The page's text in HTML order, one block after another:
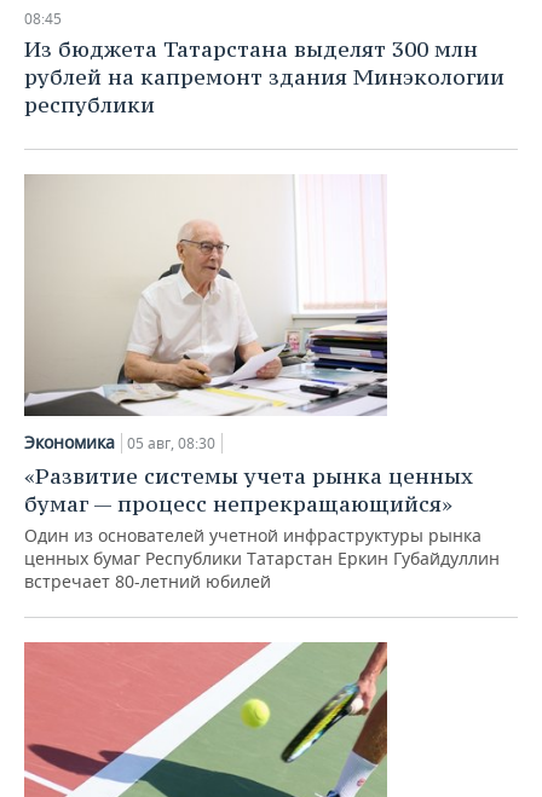
НЕФТЕХИМИЯ
НЕФТЬ
ОПК
ЭНЕРГЕТИКА
РОЗНИЧНАЯ ТОРГОВЛЯ
ТРАНСПОРТ
УСЛУГИ
НОВОСТИ ТЕХНОЛОГИЙ
IT
МЕДИА
МЕРОПРИЯТИЯ
НОВОСТИ МЕРОПРИЯТИЙ
ВЫЕЗДНАЯ РЕДАКЦИЯ
ONLINE-КОНФЕРЕНЦИИ
ОТКРЫТАЯ ЛЕКЦИЯ
СПОРТ
НОВОСТИ СПОРТА
ВОЛЕЙБОЛ
КИБЕРСПОРТ
ФИГУРНОЕ КАТАНИЕ
ВОДНЫЕ ВИДЫ СПОРТА
ОБЩЕСТВО
ИНФРАСТРУКТУРА
ИСТОРИЯ
КУЛЬТУРА
МЕДИЦИНА
ОБРАЗОВАНИЕ
СПРАВОЧНИК
СПИСОК ПЕРСОН
СПИСОК КОМПАНИЙ
ПОЛНАЯ ВЕРСИЯ
08:45
Из бюджета Татарстана выделят 300 млн
рублей на капремонт здания Минэкологии
республики
Экономика 05 авг, 08:30
«Развитие системы учета рынка ценных
бумаг — процесс непрекращающийся»
Один из основателей учетной инфраструктуры рынка
ценных бумаг Республики Татарстан Еркин Губайдуллин
встречает 80-летний юбилей